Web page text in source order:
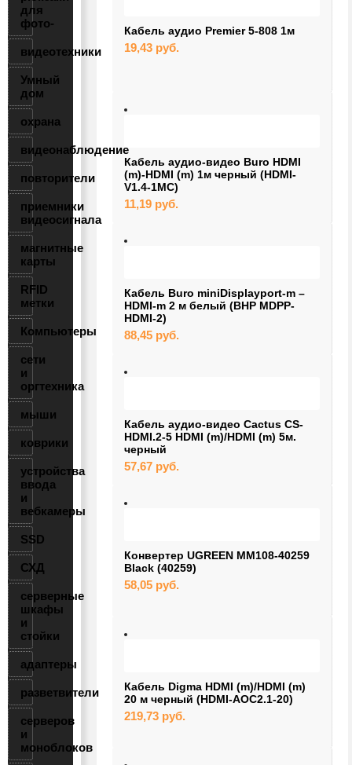
для
фото-
видеотехники
Умный
дом
охрана
видеонаблюдение
повторители
приемники
видеосигнала
магнитные
карты
RFID
метки
Компьютеры
сети
и
оргтехника
мыши
коврики
устройства
ввода
и
вебкамеры
SSD
СХД
серверные
шкафы
и
стойки
адаптеры
разветвители
серверов
и
моноблоков
Кабель аудио Premier 5-808 1м
19,43 руб.
Кабель аудио-видео Buro HDMI
(m)-HDMI (m) 1м черный (HDMI-
V1.4-1MC)
11,19 руб.
Кабель Buro miniDisplayport-m –
HDMI-m 2 м белый (BHP MDPP-
HDMI-2)
88,45 руб.
Кабель аудио-видео Cactus CS-
HDMI.2-5 HDMI (m)/HDMI (m) 5м.
черный
57,67 руб.
Конвертер UGREEN MM108-40259
Black (40259)
58,05 руб.
Кабель Digma HDMI (m)/HDMI (m)
20 м черный (HDMI-AOC2.1-20)
219,73 руб.